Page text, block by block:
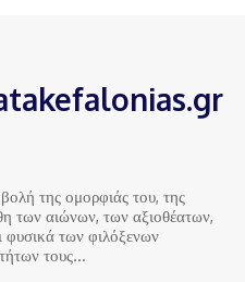
της ομορφιάς του, της
των αιώνων, των αξιοθέατων,
φυσικά των φιλόξενων
τους…